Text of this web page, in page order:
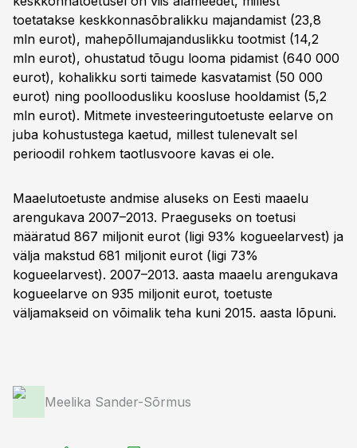
toetatakse keskkonnasõbralikku majandamist (23,8
mln eurot), mahepõllumajanduslikku tootmist (14,2
mln eurot), ohustatud tõugu looma pidamist (640 000
eurot), kohalikku sorti taimede kasvatamist (50 000
eurot) ning poolloodusliku koosluse hooldamist (5,2
mln eurot). Mitmete investeeringutoetuste eelarve on
juba kohustustega kaetud, millest tulenevalt sel
perioodil rohkem taotlusvoore kavas ei ole.
Maaelutoetuste andmise aluseks on Eesti maaelu
arengukava 2007–2013. Praeguseks on toetusi
määratud 867 miljonit eurot (ligi 93% kogueelarvest) ja
välja makstud 681 miljonit eurot (ligi 73%
kogueelarvest). 2007–2013. aasta maaelu arengukava
kogueelarve on 935 miljonit eurot, toetuste
väljamakseid on võimalik teha kuni 2015. aasta lõpuni.
Meelika Sander-Sõrmus